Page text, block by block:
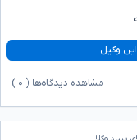
وکیل
مشاهده دیدگاه‌ها ( ۰